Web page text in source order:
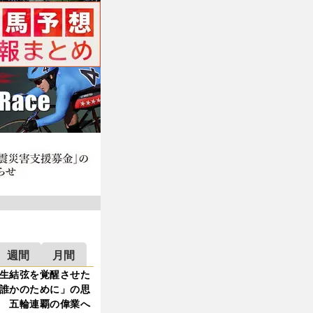
週間 月間
結弦を覚醒させた
かのために」の思
五輪連覇の偉業へ